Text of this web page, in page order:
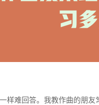
样难回答。我教作曲的朋